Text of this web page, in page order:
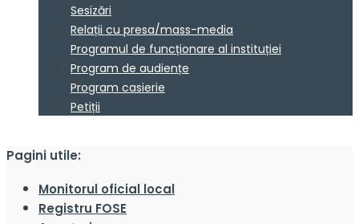
Sesizări
Relații cu presa/mass-media
Programul de funcționare al instituției
Program de audiențe
Program casierie
Petiții
Pagini utile:
Monitorul oficial local
Registru FOSE